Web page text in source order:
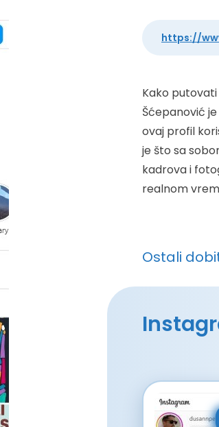
https://
Kako
Šćepanović
ovaj profil
je što sa
kadrova i
realnom
Ostali